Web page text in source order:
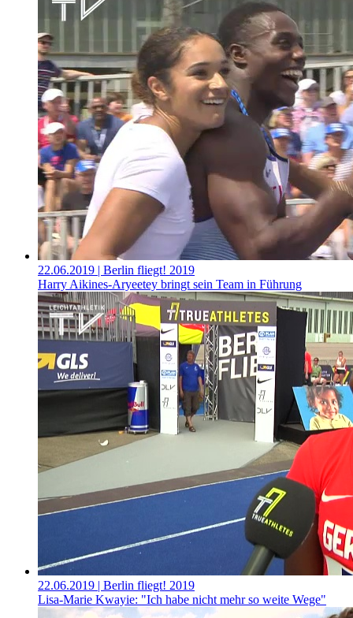
22.06.2019 | Berlin fliegt! 2019
Harry Aikines-Aryeetey bringt sein Team in Führung
22.06.2019 | Berlin fliegt! 2019
Lisa-Marie Kwayie: "Ich habe nicht mehr so weite Wege"